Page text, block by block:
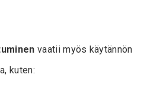
vaatii myös käytännön
kuten: